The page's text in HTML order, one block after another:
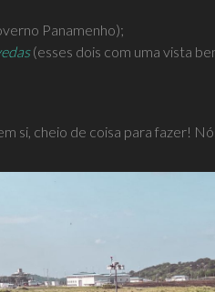
Panamenho);
(esses dois com uma vista
si, cheio de coisa para fazer!